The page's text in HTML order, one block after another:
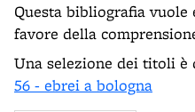
Questa bibliografia
favore della
Una selezione dei titoli
56 - ebrei a bologna